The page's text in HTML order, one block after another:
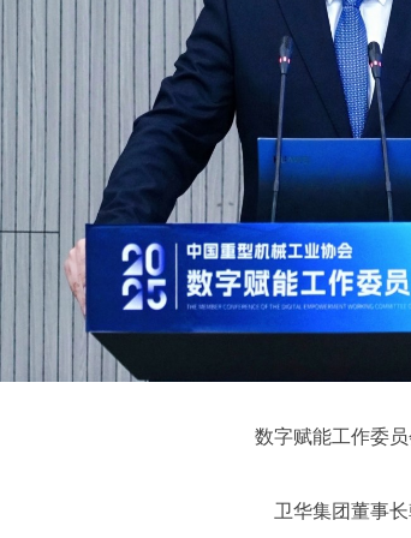
数字赋能工作委
卫华集团董事